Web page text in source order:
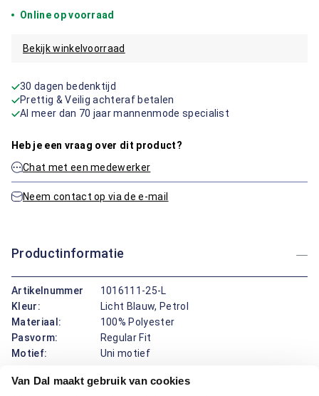
Van Dal maakt gebruik van cookies
Online op voorraad
Bekijk winkelvoorraad
30 dagen bedenktijd
Prettig & Veilig achteraf betalen
Al meer dan 70 jaar mannenmode specialist
Heb je een vraag over dit product?
Chat met een medewerker
Neem contact op via de e-mail
Productinformatie
Artikelnummer
1016111-25-L
Kleur:
Licht Blauw, Petrol
Materiaal:
100% Polyester
Pasvorm:
Regular Fit
Motief:
Uni motief